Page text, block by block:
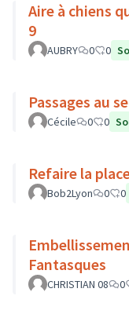
Aire à chiens quartier de l'Observance - Lyon
9
AUBRY 0 0
Passages au
Cécile 0 0
Refaire la
Bob2Lyon 0 0
Fantasques
CHRISTIAN 08 0